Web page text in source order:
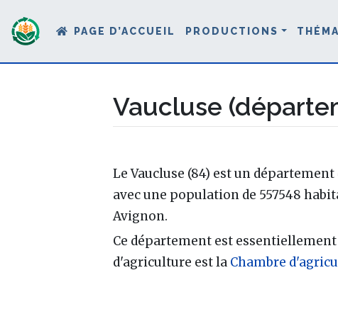
PAGE D’ACCUEIL PRODUCTIONS
Vaucluse
Le Vaucluse (84) est un
avec une population de 557548
Avignon.
Ce département est
d'agriculture est la Chambre